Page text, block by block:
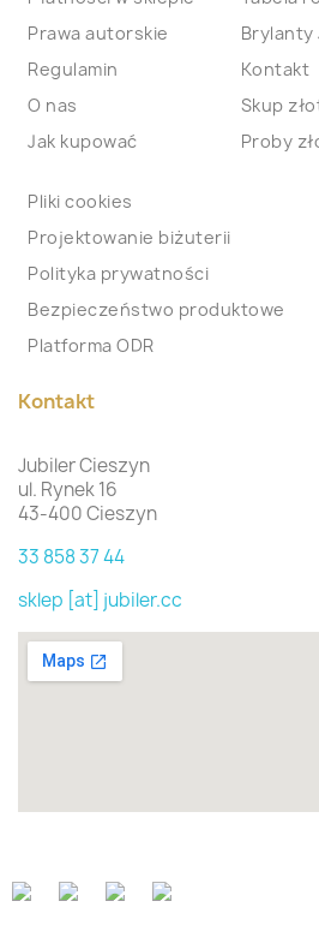
Prawa autorskie
Regulamin
O nas
Jak kupować
Brylanty
Kontakt
Skup
Proby
Pliki cookies
Projektowanie biżuterii
Polityka prywatności
Bezpieczeństwo produktowe
Platforma ODR
Kontakt
Jubiler Cieszyn
ul. Rynek 16
43-400 Cieszyn
33 858 37 44
sklep [at] jubiler.cc